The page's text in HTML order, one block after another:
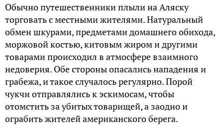
Обычно путешественники плыли на Аляску
торговать с местными жителями. Натуральный
обмен шкурами, предметами домашнего обихода,
моржовой костью, китовым жиром и другими
товарами происходил в атмосфере взаимного
недоверия. Обе стороны опасались нападения и
грабежа, и такое случалось регулярно. Порой
чукчи отправлялись к эскимосам, чтобы
отомстить за убитых товарищей, а заодно и
ограбить жителей американского берега.